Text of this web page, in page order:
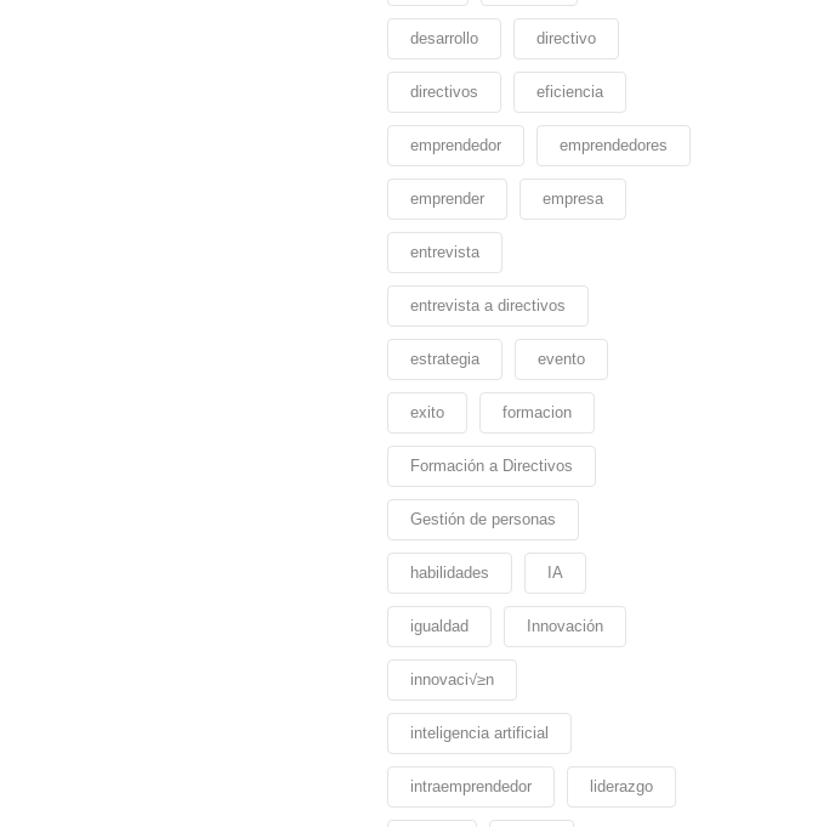
desarrollo directivo
directivos eficiencia
emprendedor emprendedores
emprender empresa
entrevista
entrevista a directivos
estrategia evento
exito formacion
Formación a Directivos
Gestión de personas
habilidades IA
igualdad Innovación
innovaci√≥n
inteligencia artificial
intraemprendedor liderazgo